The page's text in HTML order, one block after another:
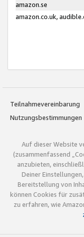
amazon.se
amazon.co.uk,
Teilnahmevereinbarung
Nutzungsbestimmungen
Auf dieser Website
(zusammenfassend
anzubieten,
Deiner
Bereitstellung von
können Cookies für
zu erfahren, wie